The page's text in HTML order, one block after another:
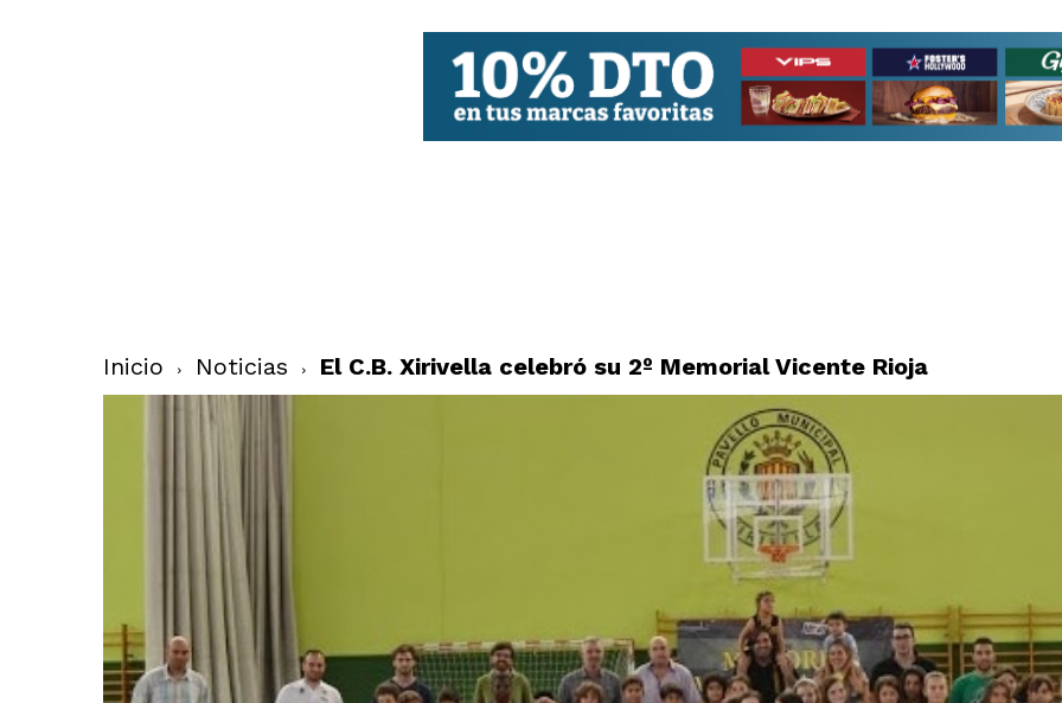
Inicio Noticias El C.B. Xirivella celebró su 2º Memorial Vicente Rioja